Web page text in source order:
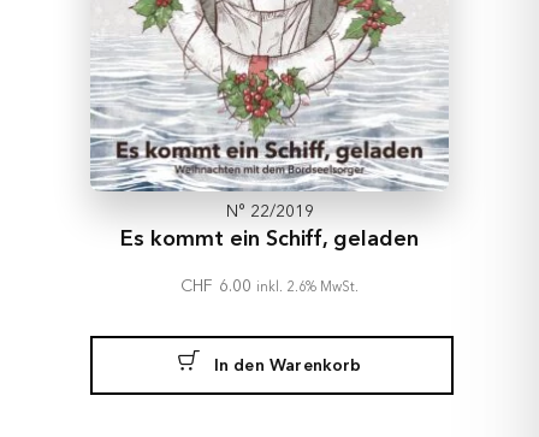
N° 22/2019
Es kommt ein Schiff, geladen
CHF 6.00 inkl. 2.6% MwSt.
In den Warenkorb